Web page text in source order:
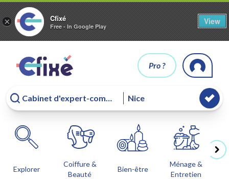
× Cfixé
Free - In Google Play
View
Pro ?
Explorer
Coiffure &
Beauté
Bien-être
Ménage &
Entretien